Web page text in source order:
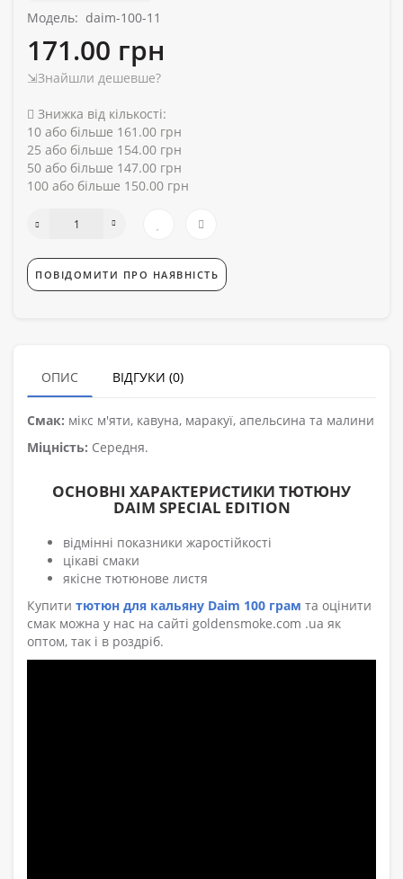
Модель: daim-100-11
171.00 грн
⇲Знайшли дешевше?
Знижка від кількості:
10 або більше 161.00 грн
25 або більше 154.00 грн
50 або більше 147.00 грн
100 або більше 150.00 грн
ПОВІДОМИТИ ПРО НАЯВНІСТЬ
ОПИС ВІДГУКИ (0)
Смак: мікс м'яти, кавуна, маракуї, апельсина та малини
Міцність: Середня.
ОСНОВНІ ХАРАКТЕРИСТИКИ ТЮТЮНУ
DAIM SPECIAL EDITION
відмінні показники жаростійкості
цікаві смаки
якісне тютюнове листя
Купити тютюн для кальяну Daim 100 грам та оцінити
смак можна у нас на сайті goldensmoke.com .ua як
оптом, так і в роздріб.